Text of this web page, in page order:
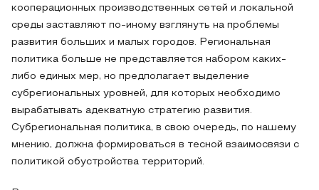
кооперационных производственных сетей и локальной
среды заставляют по-иному взглянуть на проблемы
развития больших и малых городов. Региональная
политика больше не представляется набором каких-
либо единых мер, но предполагает выделение
субрегиональных уровней, для которых необходимо
вырабатывать адекватную стратегию развития.
Субрегиональная политика, в свою очередь, по нашему
мнению, должна формироваться в тесной взаимосвязи с
политикой обустройства территорий.